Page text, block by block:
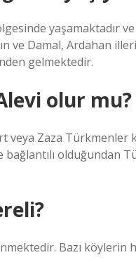
yaşamaktadır
ve Damal, Ardahan
gelmektedir.
olur mu?
Zaza Türkmenler
olduğundan
Bazı köylerin